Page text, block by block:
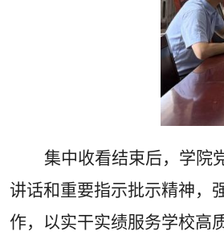
集中收看结束后，学院
讲话和重要指示批示精神，
作，以实干实绩服务学校高